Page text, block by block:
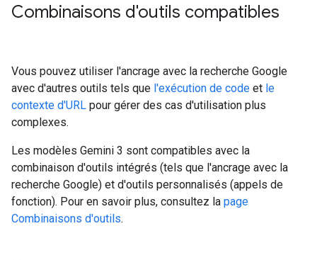
Combinaisons d'outils compatibles
Vous pouvez utiliser l'ancrage avec la recherche Google
avec d'autres outils tels que l'exécution de code et le
contexte d'URL pour gérer des cas d'utilisation plus
complexes.
Les modèles Gemini 3 sont compatibles avec la
combinaison d'outils intégrés (tels que l'ancrage avec la
recherche Google) et d'outils personnalisés (appels de
fonction). Pour en savoir plus, consultez la page
Combinaisons d'outils.